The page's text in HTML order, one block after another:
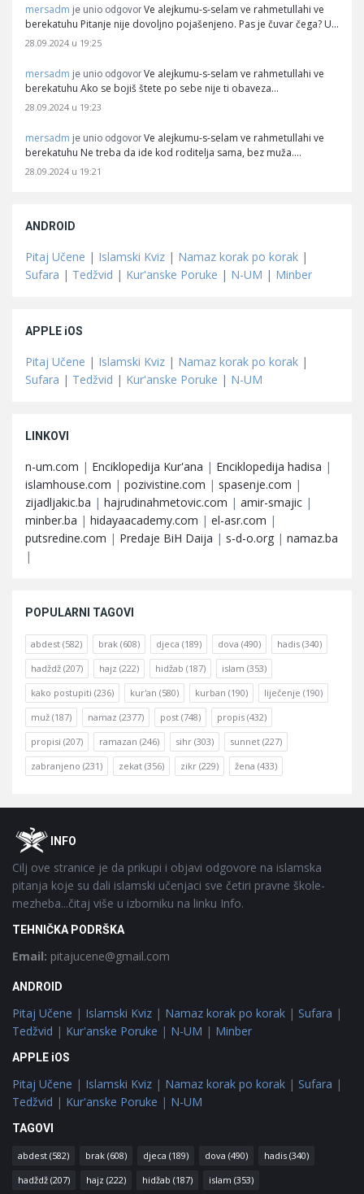
mersadm je unio odgovor Ve alejkumu-s-selam ve rahmetullahi ve
berekatuhu Pitanje nije dovoljno pojašenjeno. Pas je čuvar čega? U…
28.09.2024 u 19:25
mersadm je unio odgovor Ve alejkumu-s-selam ve rahmetullahi ve
berekatuhu Ako se bojiš štete po sebe nije ti obaveza…
28.09.2024 u 19:23
mersadm je unio odgovor Ve alejkumu-s-selam ve rahmetullahi ve
berekatuhu Ne treba da ide kod roditelja sama, bez muža.…
28.09.2024 u 19:21
ANDROID
Pitaj Učene | Islamski Kviz | Namaz korak po korak |
Sufara | Tedžvid | Kur'anske Poruke | N-UM | Minber
APPLE iOS
Pitaj Učene | Islamski Kviz | Namaz korak po korak |
Sufara | Tedžvid | Kur'anske Poruke | N-UM
LINKOVI
n-um.com | Enciklopedija Kur'ana | Enciklopedija hadisa |
islamhouse.com | pozivistine.com | spasenje.com |
zijadljakic.ba | hajrudinahmetovic.com | amir-smajic |
minber.ba | hidayaacademy.com | el-asr.com |
putsredine.com | Predaje BiH Daija | s-d-o.org | namaz.ba
|
POPULARNI TAGOVI
abdest (582) brak (608) djeca (189) dova (490) hadis (340)
hadždž (207) hajz (222) hidžab (187) islam (353)
kako postupiti (236) kur'an (580) kurban (190) liječenje (190)
muž (187) namaz (2377) post (748) propis (432)
propisi (207) ramazan (246) sihr (303) sunnet (227)
zabranjeno (231) zekat (356) zikr (229) žena (433)
FooterOINFO
Cilj ove stranice je da prikupi i objavi odgovore na islamska
pitanja koje su dali islamski učenjaci sve četiri pravne škole-
mezheba...čitaj više u izborniku na linku Info.
TEHNIČKA PODRŠKA
Email: pitajucene@gmail.com
ANDROID
Pitaj Učene | Islamski Kviz | Namaz korak po korak | Sufara |
Tedžvid | Kur'anske Poruke | N-UM | Minber
APPLE iOS
Pitaj Učene | Islamski Kviz | Namaz korak po korak | Sufara |
Tedžvid | Kur'anske Poruke | N-UM
TAGOVI
abdest (582) brak (608) djeca (189) dova (490) hadis (340)
hadždž (207) hajz (222) hidžab (187) islam (353)